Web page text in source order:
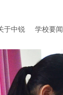
于中锐 学校要闻